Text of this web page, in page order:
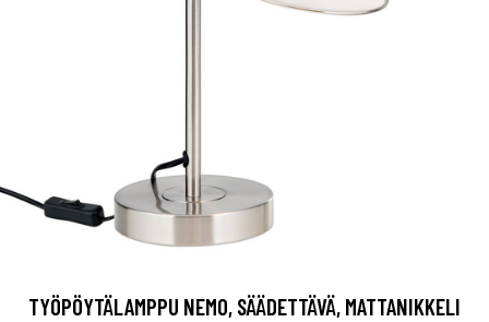
TYÖPÖYTÄLAMPPU NEMO, SÄÄDETTÄVÄ, MATTANIKKELI